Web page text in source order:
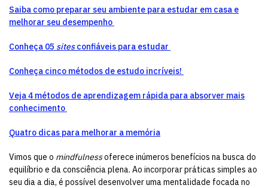
Saiba como preparar seu ambiente para estudar em casa e
melhorar seu desempenho
Conheça 05 sitesconfiáveis para estudar
Conheça cinco métodos de estudo incríveis!
Veja 4 métodos de aprendizagem rápida para absorver mais
conhecimento
Quatro dicas para melhorar a memória
Vimos que o mindfulnessoferece inúmeros benefícios na busca do
equilíbrio e da consciência plena. Ao incorporar práticas simples ao
seu dia a dia, é possível desenvolver uma mentalidade focada no